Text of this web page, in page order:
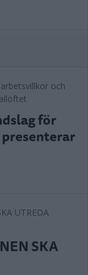
för
SKA